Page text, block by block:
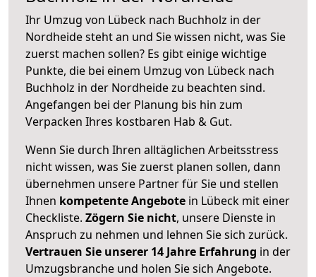
Ihr Umzug von Lübeck nach Buchholz in der
Nordheide steht an und Sie wissen nicht, was Sie
zuerst machen sollen? Es gibt einige wichtige
Punkte, die bei einem Umzug von Lübeck nach
Buchholz in der Nordheide zu beachten sind.
Angefangen bei der Planung bis hin zum
Verpacken Ihres kostbaren Hab & Gut.
Wenn Sie durch Ihren alltäglichen Arbeitsstress
nicht wissen, was Sie zuerst planen sollen, dann
übernehmen unsere Partner für Sie und stellen
Ihnen kompetente Angebote in Lübeck mit einer
Checkliste. Zögern Sie nicht, unsere Dienste in
Anspruch zu nehmen und lehnen Sie sich zurück.
Vertrauen Sie unserer 14 Jahre Erfahrung in der
Umzugsbranche und holen Sie sich Angebote.